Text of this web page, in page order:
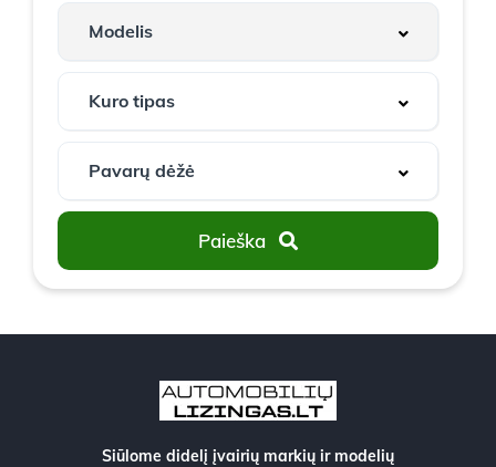
Paieška
Siūlome didelį įvairių markių ir modelių